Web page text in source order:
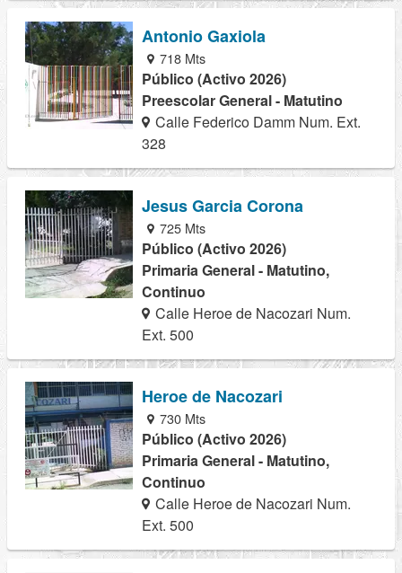
Antonio Gaxiola
718 Mts
Público (Activo 2026)
Preescolar General - Matutino
Calle Federico Damm Num. Ext.
328
Jesus Garcia Corona
725 Mts
Público (Activo 2026)
Primaria General - Matutino,
Continuo
Calle Heroe de Nacozari Num.
Ext. 500
Heroe de Nacozari
730 Mts
Público (Activo 2026)
Primaria General - Matutino,
Continuo
Calle Heroe de Nacozari Num.
Ext. 500